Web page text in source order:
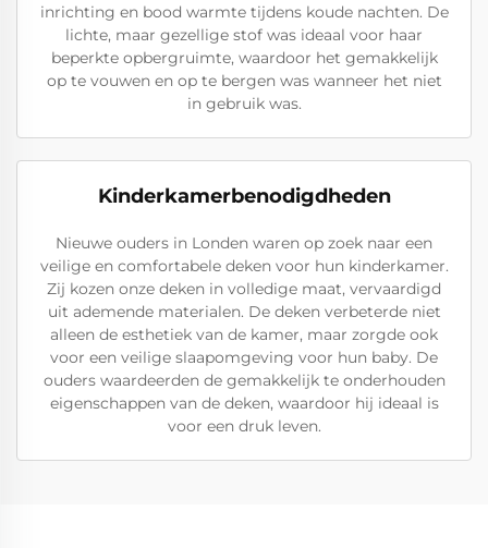
inrichting en bood warmte tijdens koude nachten. De
lichte, maar gezellige stof was ideaal voor haar
beperkte opbergruimte, waardoor het gemakkelijk
op te vouwen en op te bergen was wanneer het niet
in gebruik was.
Kinderkamerbenodigdheden
Nieuwe ouders in Londen waren op zoek naar een
veilige en comfortabele deken voor hun kinderkamer.
Zij kozen onze deken in volledige maat, vervaardigd
uit ademende materialen. De deken verbeterde niet
alleen de esthetiek van de kamer, maar zorgde ook
voor een veilige slaapomgeving voor hun baby. De
ouders waardeerden de gemakkelijk te onderhouden
eigenschappen van de deken, waardoor hij ideaal is
voor een druk leven.